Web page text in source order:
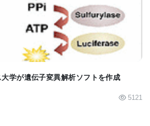
BIOMARKET JP
学が遺伝子変異解析ソフトを作成
5121